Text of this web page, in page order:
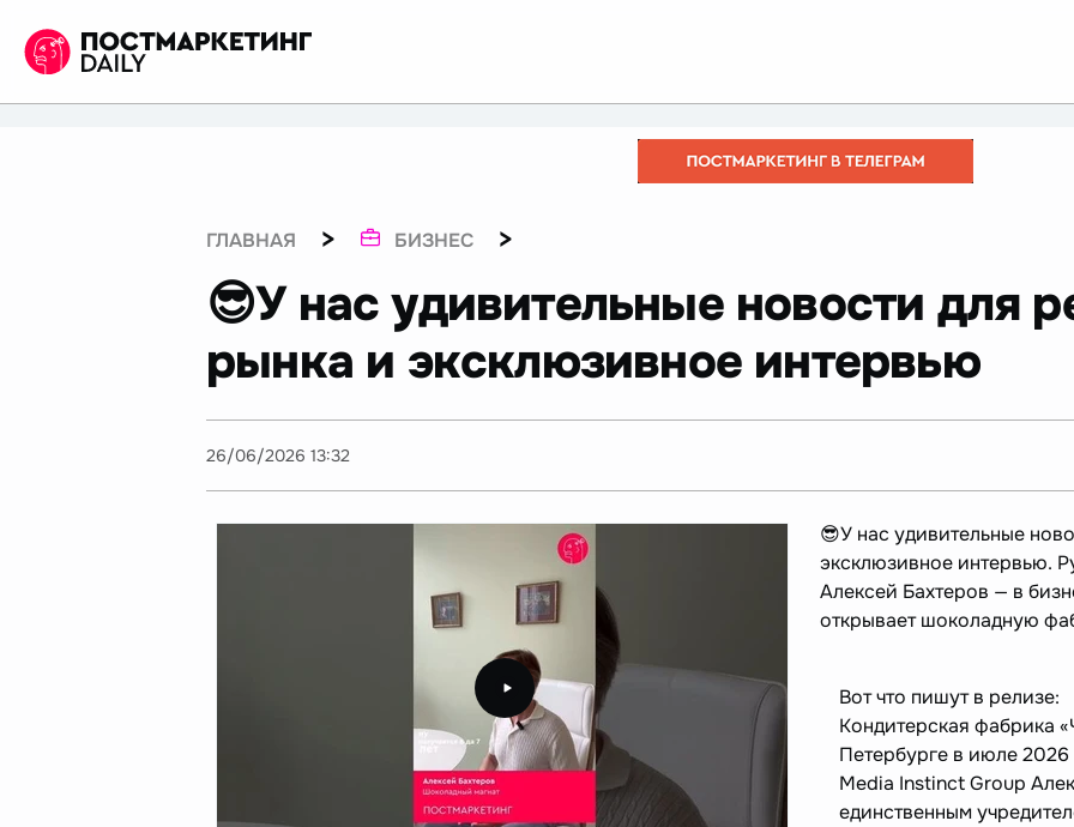
ГЛАВНАЯ > БИЗНЕС >
😎У нас удивительные новости для
рынка и эксклюзивное интервью
26/06/2026 13:32
😎У нас удивительные
эксклюзивное интервью.
Алексей Бахтеров — в
открывает шоколадную
Вот что пишут в релизе:
Кондитерская фабрика
Петербурге в июле 2026
Media Instinct Group
единственным